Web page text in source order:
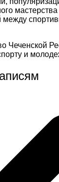
между
Чеченской
и